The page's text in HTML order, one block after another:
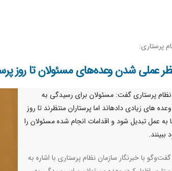
پرستاری:
عملی شدن وعده‌های مسئولان تا روز
پرستاری گفت: مسئولان برای رسیدگی به
های زیادی دادهاند اما پرستاران منتظرند تا روز
به عمل تبدیل شود و اقدامات انجام شده مسئولان را
با خبرنگار سازمان نظام پرستاری با اشاره به